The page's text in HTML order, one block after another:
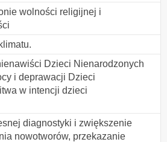
wolności religijnej i
Dzieci Nienarodzonych
i deprawacji Dzieci
w intencji dzieci
diagnostyki i zwiększenie
nowotworów, przekazanie